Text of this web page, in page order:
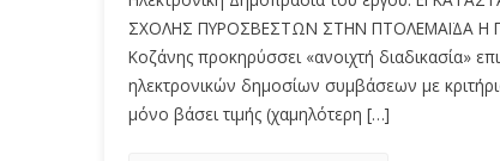
ΣΧΟΛΗΣ ΠΥΡΟΣΒΕΣΤΩΝ ΣΤΗΝ ΠΤΟΛΕΜΑΪΔΑ Η
Κοζάνης προκηρύσσει «ανοιχτή διαδικασία»
ηλεκτρονικών δημοσίων συμβάσεων με
μόνο βάσει τιμής (χαμηλότερη […]